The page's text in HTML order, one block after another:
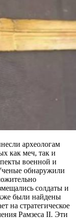
археологам
как меч, так и
военной и
обнаружили
солдаты и
были найдены
на стратегическое
Рамзеса II. Эти